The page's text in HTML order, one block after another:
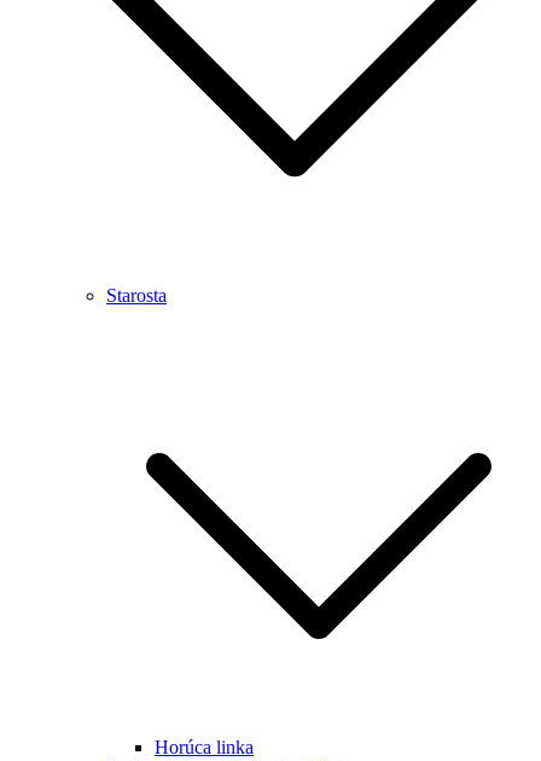
Starosta
Horúca linka